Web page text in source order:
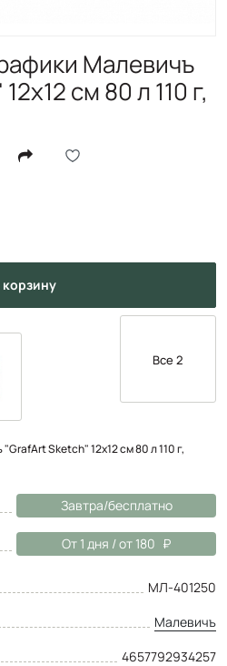
Малевичъ
см 80 л 110 г,
в корзину
Все 2
Sketch" 12х12 см 80 л 110 г,
Завтра/бесплатно
От 1 дня / от 180
МЛ-401250
Малевичъ
4657792934257